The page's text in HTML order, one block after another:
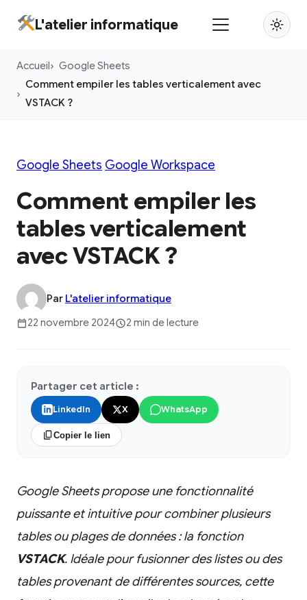
principal
L'atelier informatique
Accueil
Google Sheets
Comment empiler les tables verticalement avec
VSTACK ?
Google Sheets Google Workspace
Comment empiler les
tables verticalement
avec VSTACK ?
Par L'atelier informatique
22 novembre 2024
2 min de lecture
Partager cet article :
LinkedIn X WhatsApp
Copier le lien
Google Sheets propose une fonctionnalité
puissante et intuitive pour combiner plusieurs
tables ou plages de données : la fonction
VSTACK. Idéale pour fusionner des listes ou des
tables provenant de différentes sources, cette